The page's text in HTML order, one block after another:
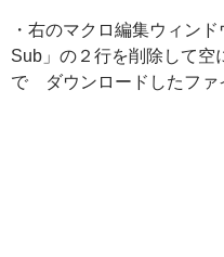
・右のマクロ編集ウィン
Sub」の２行を削除して
で ダウンロードしたファ